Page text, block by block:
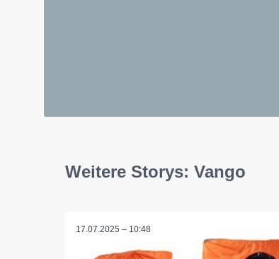
Weitere Storys: Vango
17.07.2025 – 10:48